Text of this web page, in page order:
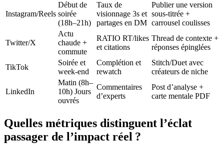
Instagram/Reels
Début de
soirée
(18h–21h)
Taux de
visionnage 3s et
partages en DM
Publier une version
sous-titrée +
carrousel coulisses
Twitter/X
Actu
chaude +
commute
RATIO RT/likes
et citations
Thread de contexte +
réponses épinglées
TikTok
Soirée et
week-end
Complétion et
rewatch
Stitch/Duet avec
créateurs de niche
LinkedIn
Matin (8h–
10h) Jours
ouvrés
Commentaires
d’experts
Post d’analyse +
carte mentale PDF
Quelles métriques distinguent l’éclat
passager de l’impact réel ?